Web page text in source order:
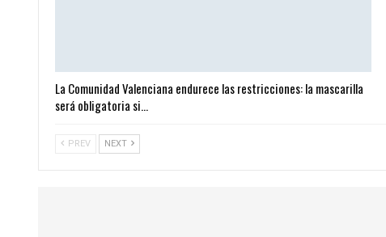
La Comunidad Valenciana endurece las restricciones: la mascarilla
será obligatoria si…
PREV NEXT